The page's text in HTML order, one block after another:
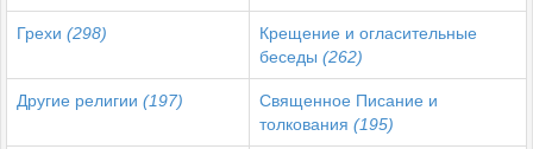
Грехи (298)
Крещение и огласительные
беседы (262)
Другие религии (197)
Священное Писание и
толкования (195)